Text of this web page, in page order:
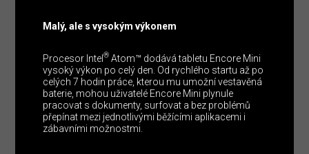
Malý, ale s vysokým výkonem
Procesor Intel® Atom™ dodává tabletu Encore Mini
vysoký výkon po celý den. Od rychlého startu až po
celých 7 hodin práce, kterou mu umožní vestavěná
baterie, mohou uživatelé Encore Mini plynule
pracovat s dokumenty, surfovat a bez problémů
přepínat mezi jednotlivými běžícími aplikacemi i
zábavními možnostmi.